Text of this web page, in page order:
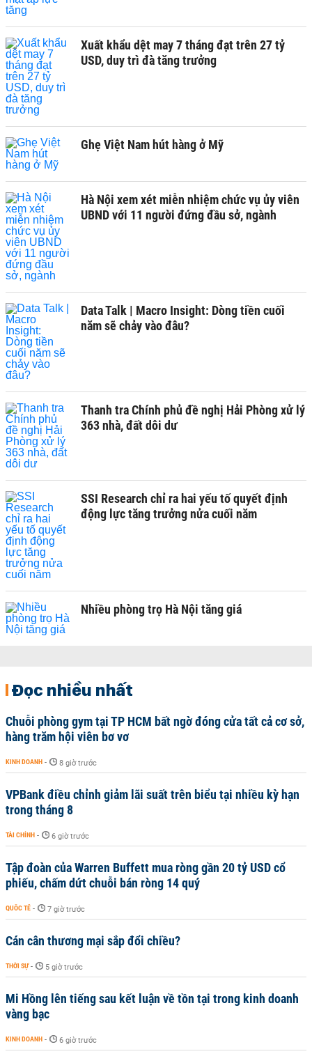
Xuất khẩu dệt may 7 tháng đạt trên 27 tỷ
USD, duy trì đà tăng trưởng
Ghẹ Việt Nam hút hàng ở Mỹ
Hà Nội xem xét miễn nhiệm chức vụ ủy viên
UBND với 11 người đứng đầu sở, ngành
Data Talk | Macro Insight: Dòng tiền cuối
năm sẽ chảy vào đâu?
Thanh tra Chính phủ đề nghị Hải Phòng xử lý
363 nhà, đất dôi dư
SSI Research chỉ ra hai yếu tố quyết định
động lực tăng trưởng nửa cuối năm
Nhiều phòng trọ Hà Nội tăng giá
Đọc nhiều nhất
Chuỗi phòng gym tại TP HCM bất ngờ đóng cửa tất cả cơ sở,
hàng trăm hội viên bơ vơ
KINH DOANH - 8 giờ trước
VPBank điều chỉnh giảm lãi suất trên biểu tại nhiều kỳ hạn
trong tháng 8
TÀI CHÍNH - 6 giờ trước
Tập đoàn của Warren Buffett mua ròng gần 20 tỷ USD cổ
phiếu, chấm dứt chuỗi bán ròng 14 quý
QUỐC TẾ - 7 giờ trước
Cán cân thương mại sắp đổi chiều?
THỜI SỰ - 5 giờ trước
Mi Hồng lên tiếng sau kết luận về tồn tại trong kinh doanh
vàng bạc
KINH DOANH - 6 giờ trước